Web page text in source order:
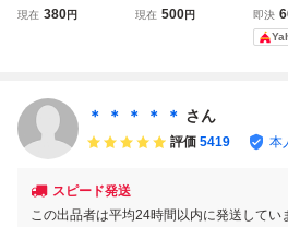
認済・同梱可】フ
現在 380円
ディスクシステム
現在 500円
ディ
プロ
ボー
即決
＊ ＊ ＊ ＊ ＊ さん
評価 5419 本
スピード発送
この出品者は平均24時間以内に発送してい